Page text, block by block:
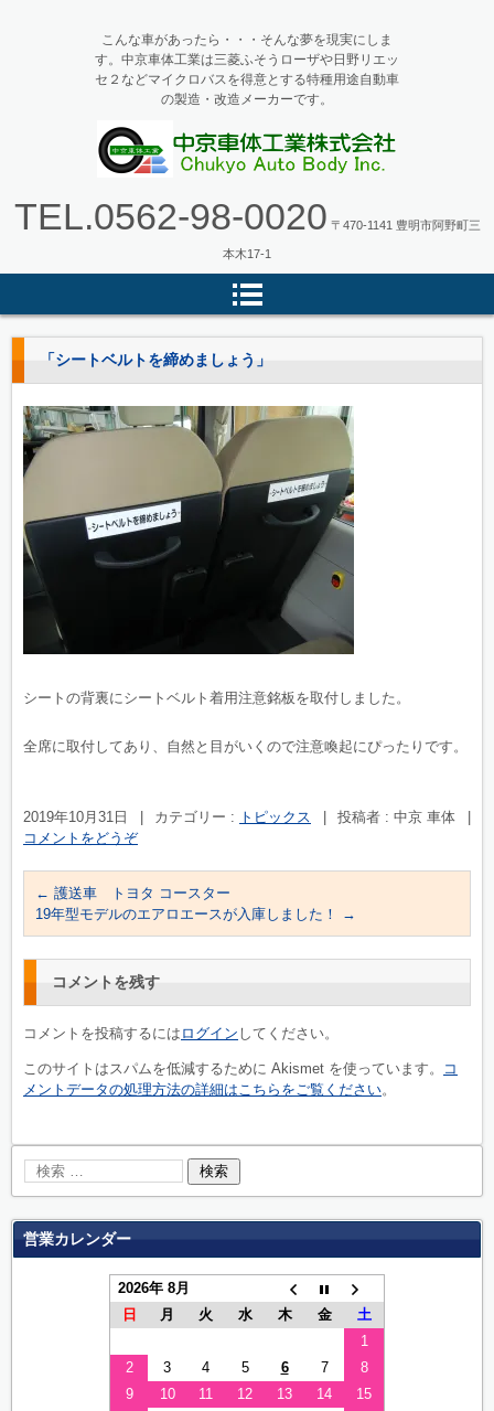
体工業
こんな車があったら・・・そんな夢を現実にしま
す。中京車体工業は三菱ふそうローザや日野リエッ
セ２などマイクロバスを得意とする特種用途自動車
の製造・改造メーカーです。
TEL.0562-98-0020 〒470-1141 豊明市阿野町三
本木17-1
「シートベルトを締めましょう」
シートの背裏にシートベルト着用注意銘板を取付しました。
全席に取付してあり、自然と目がいくので注意喚起にぴったりです。
2019年10月31日 カテゴリー : トピックス 投稿者 : 中京 車体
コメントをどうぞ
← 護送車 トヨタ コースター
19年型モデルのエアロエースが入庫しました！
→
コメントを残す
コメントを投稿するには ログイン してください。
このサイトはスパムを低減するために Akismet を使っています。
コ
メントデータの処理方法の詳細はこちらをご覧ください。
営業カレンダー
2026年 8月
日
月 火 水 木 金
土
1
2
3 4 5 6 7
8
9
10 11 12 13 14
15